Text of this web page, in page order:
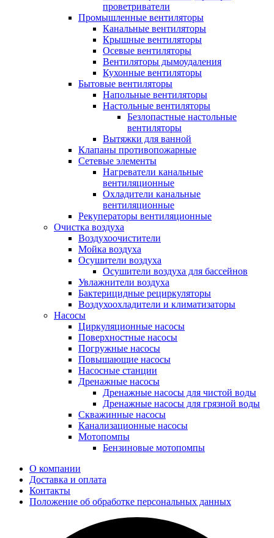
проветриватели
Промышленные вентиляторы
Канальные вентиляторы
Крышные вентиляторы
Осевые вентиляторы
Вентиляторы дымоудаления
Кухонные вентиляторы
Бытовые вентиляторы
Напольные вентиляторы
Настольные вентиляторы
Безлопастные настольные
вентиляторы
Вытяжки для ванной
Клапаны противопожарные
Сетевые элементы
Нагреватели канальные
вентиляционные
Охладители канальные
вентиляционные
Рекуператоры вентиляционные
Очистка воздуха
Воздухоочистители
Мойка воздуха
Осушители воздуха
Осушители воздуха для бассейнов
Увлажнители воздуха
Бактерицидные рециркуляторы
Воздухоохладители и климатизаторы
Насосы
Циркуляционные насосы
Поверхностные насосы
Погружные насосы
Повышающие насосы
Насосные станции
Дренажные насосы
Дренажные насосы для чистой воды
Дренажные насосы для грязной воды
Скважинные насосы
Канализационные насосы
Мотопомпы
Бензиновые мотопомпы
О компании
Доставка и оплата
Контакты
Положение об обработке персональных данных